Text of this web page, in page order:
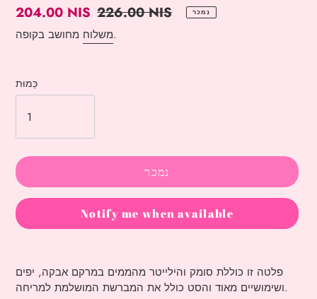
מחיר
מבצע
204.00 NIS מחיר
רגיל
226.00 NIS נמכר
משלוחמחושב בקופה.
כַּמוּת
נמכר
Notify me when available
מוצר
לעגלת
פלטה זו כוללת סומק והילייטר מהממים במרקם אבקה, יפים
ושימושיים מאוד והסט כולל את המברשת המושלמת למריחה.